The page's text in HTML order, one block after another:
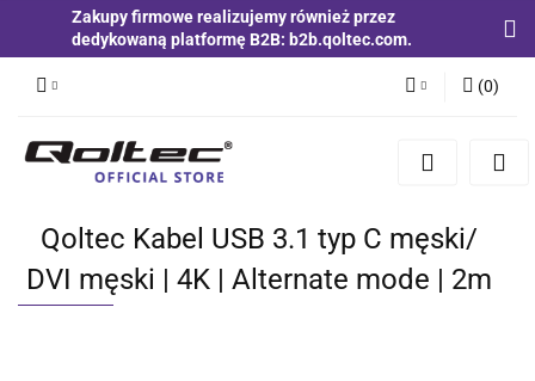
Zakupy firmowe realizujemy również przez
dedykowaną platformę B2B: b2b.qoltec.com.
Zaloguj się
Zgody cookies
(0)
Qoltec Kabel USB 3.1 typ C męski/
DVI męski | 4K | Alternate mode | 2m